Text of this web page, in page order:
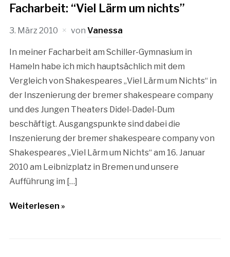
Facharbeit: “Viel Lärm um nichts”
3. März 2010 von Vanessa
In meiner Facharbeit am Schiller-Gymnasium in
Hameln habe ich mich hauptsächlich mit dem
Vergleich von Shakespeares „Viel Lärm um Nichts“ in
der Inszenierung der bremer shakespeare company
und des Jungen Theaters Didel-Dadel-Dum
beschäftigt. Ausgangspunkte sind dabei die
Inszenierung der bremer shakespeare company von
Shakespeares „Viel Lärm um Nichts“ am 16. Januar
2010 am Leibnizplatz in Bremen und unsere
Aufführung im […]
Weiterlesen »